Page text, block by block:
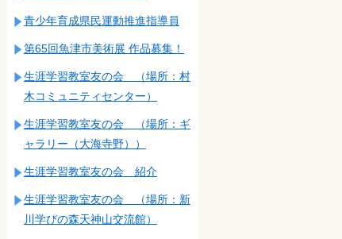
青少年育成県民運動推進指導員
第65回魚津市美術展 作品募集！
生涯学習教室友の会 （場所：村
木コミュニティセンター）
生涯学習教室友の会 （場所：ギ
ャラリー（大海寺野））
生涯学習教室友の会 紹介
生涯学習教室友の会 （場所：新
川学びの森天神山交流館）